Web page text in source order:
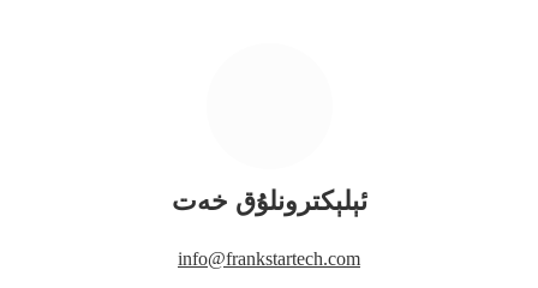
ئېلېكترونلۇق خەت
info@frankstartech.com